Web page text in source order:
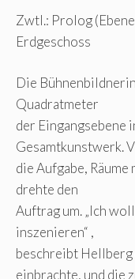
Zwtl.: Prolog
Erdgeschoss
Die
Quadratmeter
der Eingangsebene
Gesamtkunstwerk.
die Aufgabe,
drehte den
Auftrag um. „Ich
inszenieren“ ,
beschreibt
einbrachte, und die